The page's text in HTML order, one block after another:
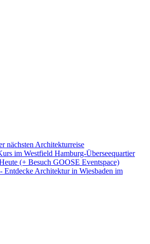
nächsten Architekturreise
im Westfield Hamburg-Überseequartier
(+ Besuch GOOSE Eventspace)
Entdecke Architektur in Wiesbaden im